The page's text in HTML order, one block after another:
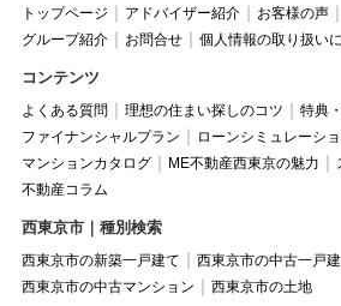
トップページ アドバイザー紹介 お客様の声
グループ紹介
お問合せ 個人情報の取り扱い
コンテンツ
よくある質問 理想の住まい探しのコツ 特典
ファイナンシャルプラン
ローンシミュレーシ
マンションカタログ
ME不動産西東京の魅力
不動産コラム
西東京市｜種別検索
西東京市の新築一戸建て
西東京市の中古一戸
西東京市の中古マンション
西東京市の土地